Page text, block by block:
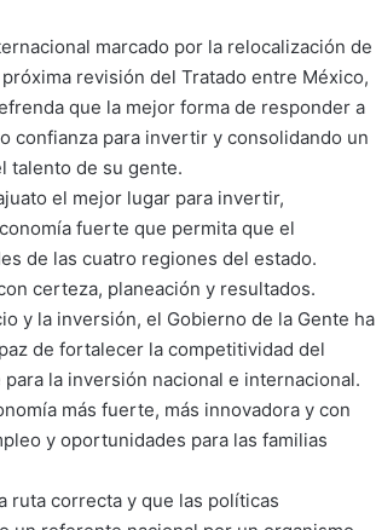
marcado por la relocalización de
revisión del Tratado entre México,
que la mejor forma de responder a
confianza para invertir y consolidando un
talento de su gente.
el mejor lugar para invertir,
fuerte que permita que el
de las cuatro regiones del estado.
certeza, planeación y resultados.
y la inversión, el Gobierno de la Gente ha
de fortalecer la competitividad del
la inversión nacional e internacional.
más fuerte, más innovadora y con
y oportunidades para las familias
ruta correcta y que las políticas